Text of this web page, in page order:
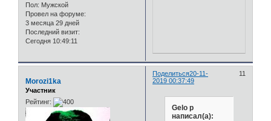
Пол: Мужской
Провел на форуме:
3 месяца 29 дней
Последний визит:
Сегодня 10:49:11
Поделиться 11
20-11-
2019 00:37:49
Morozi1ka
Участник
Рейтинг:
Gelo p
написал(а):